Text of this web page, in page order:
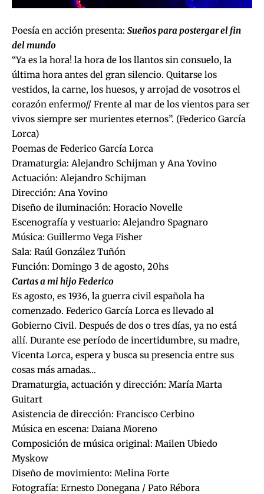
Poesía en acción presenta: Sueños para postergar el fin
del mundo
“Ya es la hora! la hora de los llantos sin consuelo, la
última hora antes del gran silencio. Quitarse los
vestidos, la carne, los huesos, y arrojad de vosotros el
corazón enfermo// Frente al mar de los vientos para ser
vivos siempre ser murientes eternos”. (Federico García
Lorca)
Poemas de Federico García Lorca
Dramaturgia: Alejandro Schijman y Ana Yovino
Actuación: Alejandro Schijman
Dirección: Ana Yovino
Diseño de iluminación: Horacio Novelle
Escenografía y vestuario: Alejandro Spagnaro
Música: Guillermo Vega Fisher
Sala: Raúl González Tuñón
Función: Domingo 3 de agosto, 20hs
Cartas a mi hijo Federico
Es agosto, es 1936, la guerra civil española ha
comenzado. Federico García Lorca es llevado al
Gobierno Civil. Después de dos o tres días, ya no está
allí. Durante ese período de incertidumbre, su madre,
Vicenta Lorca, espera y busca su presencia entre sus
cosas más amadas…
Dramaturgia, actuación y dirección: María Marta
Guitart
Asistencia de dirección: Francisco Cerbino
Música en escena: Daiana Moreno
Composición de música original: Mailen Ubiedo
Myskow
Diseño de movimiento: Melina Forte
Fotografía: Ernesto Donegana / Pato Rébora